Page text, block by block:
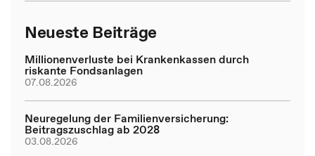
Neueste Beiträge
Millionenverluste bei Krankenkassen durch
riskante Fondsanlagen
07.08.2026
Neuregelung der Familienversicherung:
Beitragszuschlag ab 2028
03.08.2026